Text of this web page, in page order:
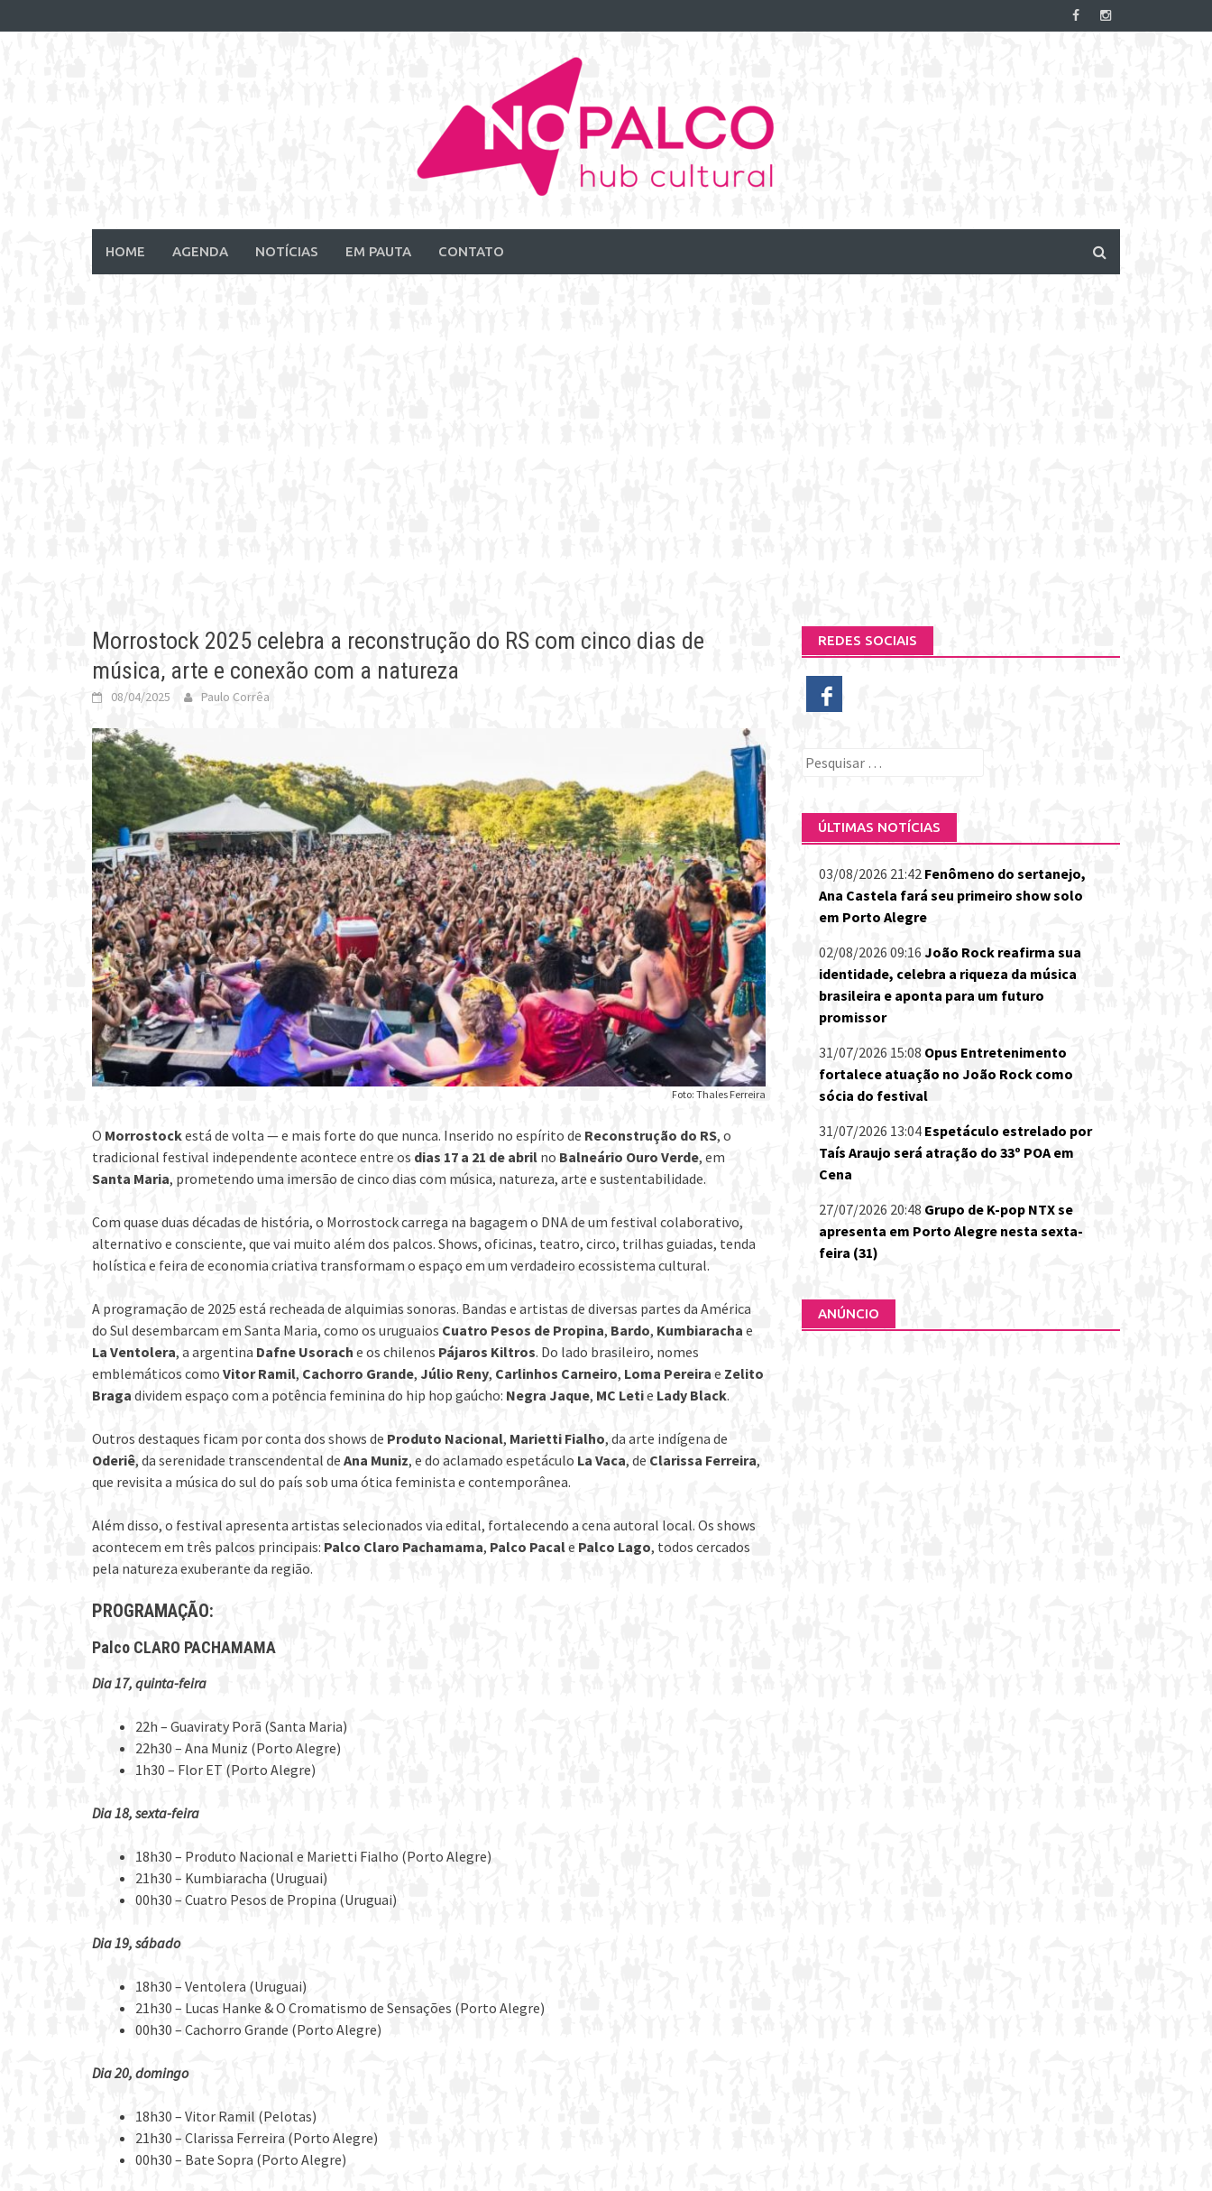
to
HOME AGENDA NOTÍCIAS EM PAUTA CONTATO
Morrostock 2025 celebra a reconstrução do RS com cinco dias de
música, arte e conexão com a natureza
08/04/2025 Paulo Corrêa
Foto: Thales Ferreira
O Morrostockestá de volta — e mais forte do que nunca. Inserido no espírito de Reconstrução do RS, o
tradicional festival independente acontece entre os dias 17 a 21 de abril no Balneário Ouro Verde, em
Santa Maria, prometendo uma imersão de cinco dias com música, natureza, arte e sustentabilidade.
Com quase duas décadas de história, o Morrostock carrega na bagagem o DNA de um festival colaborativo,
alternativo e consciente, que vai muito além dos palcos. Shows, oficinas, teatro, circo, trilhas guiadas, tenda
holística e feira de economia criativa transformam o espaço em um verdadeiro ecossistema cultural.
A programação de 2025 está recheada de alquimias sonoras. Bandas e artistas de diversas partes da América
do Sul desembarcam em Santa Maria, como os uruguaios Cuatro Pesos de Propina, Bardo, Kumbiaracha e
La Ventolera, a argentina Dafne Usorach e os chilenos Pájaros Kiltros. Do lado brasileiro, nomes
emblemáticos como Vitor Ramil, Cachorro Grande, Júlio Reny, Carlinhos Carneiro, Loma Pereira e Zelito
Braga dividem espaço com a potência feminina do hip hop gaúcho: Negra Jaque, MC Letie Lady Black.
Outros destaques ficam por conta dos shows de Produto Nacional, Marietti Fialho, da arte indígena de
Oderiê, da serenidade transcendental de Ana Muniz, e do aclamado espetáculo La Vaca, de Clarissa Ferreira,
que revisita a música do sul do país sob uma ótica feminista e contemporânea.
Além disso, o festival apresenta artistas selecionados via edital, fortalecendo a cena autoral local. Os shows
acontecem em três palcos principais: Palco Claro Pachamama, Palco Pacale Palco Lago, todos cercados
pela natureza exuberante da região.
PROGRAMAÇÃO:
Palco CLARO PACHAMAMA
Dia 17, quinta-feira
22h – Guaviraty Porã (Santa Maria)
22h30 – Ana Muniz (Porto Alegre)
1h30 – Flor ET (Porto Alegre)
Dia 18, sexta-feira
18h30 – Produto Nacional e Marietti Fialho (Porto Alegre)
21h30 – Kumbiaracha (Uruguai)
00h30 – Cuatro Pesos de Propina (Uruguai)
Dia 19, sábado
18h30 – Ventolera (Uruguai)
21h30 – Lucas Hanke & O Cromatismo de Sensações (Porto Alegre)
00h30 – Cachorro Grande (Porto Alegre)
Dia 20, domingo
18h30 – Vitor Ramil (Pelotas)
21h30 – Clarissa Ferreira (Porto Alegre)
00h30 – Bate Sopra (Porto Alegre)
REDES SOCIAIS
Pesquisar
ÚLTIMAS NOTÍCIAS
03/08/2026 21:42 Fenômeno do sertanejo,
Ana Castela fará seu primeiro show solo
em Porto Alegre
02/08/2026 09:16 João Rock reafirma sua
identidade, celebra a riqueza da música
brasileira e aponta para um futuro
promissor
31/07/2026 15:08 Opus Entretenimento
fortalece atuação no João Rock como
sócia do festival
31/07/2026 13:04 Espetáculo estrelado por
Taís Araujo será atração do 33º POA em
Cena
27/07/2026 20:48 Grupo de K-pop NTX se
apresenta em Porto Alegre nesta sexta-
feira (31)
ANÚNCIO